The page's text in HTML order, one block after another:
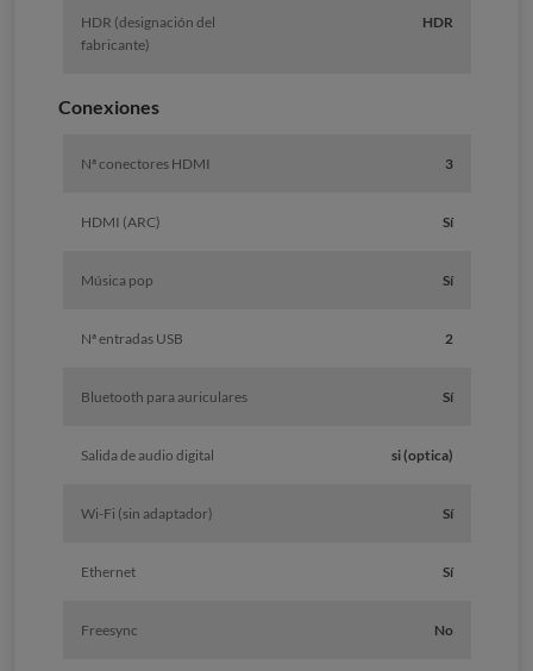
HDR (designación del
fabricante)
HDR
Conexiones
Nª conectores HDMI 3
HDMI (ARC) Sí
Música pop Sí
Nª entradas USB 2
Bluetooth para auriculares Sí
Salida de audio digital si (optica)
Wi-Fi (sin adaptador) Sí
Ethernet Sí
Freesync No